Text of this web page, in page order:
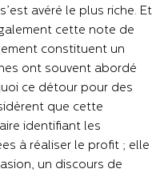
avéré le plus riche. Et
cette note de
constituent un
ont souvent abordé
ce détour pour des
que cette
identifiant les
à réaliser le profit ; elle
un discours de